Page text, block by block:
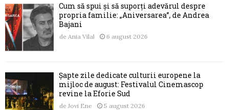
Cum să spui și să suporți adevărul despre
propria familie: „Aniversarea”, de Andrea
Bajani
de Ania Vilal 6 august 2026
Șapte zile dedicate culturii europene la
mijloc de august: Festivalul Cinemascop
revine la Eforie Sud
de Jovi Ene 5 august 2026